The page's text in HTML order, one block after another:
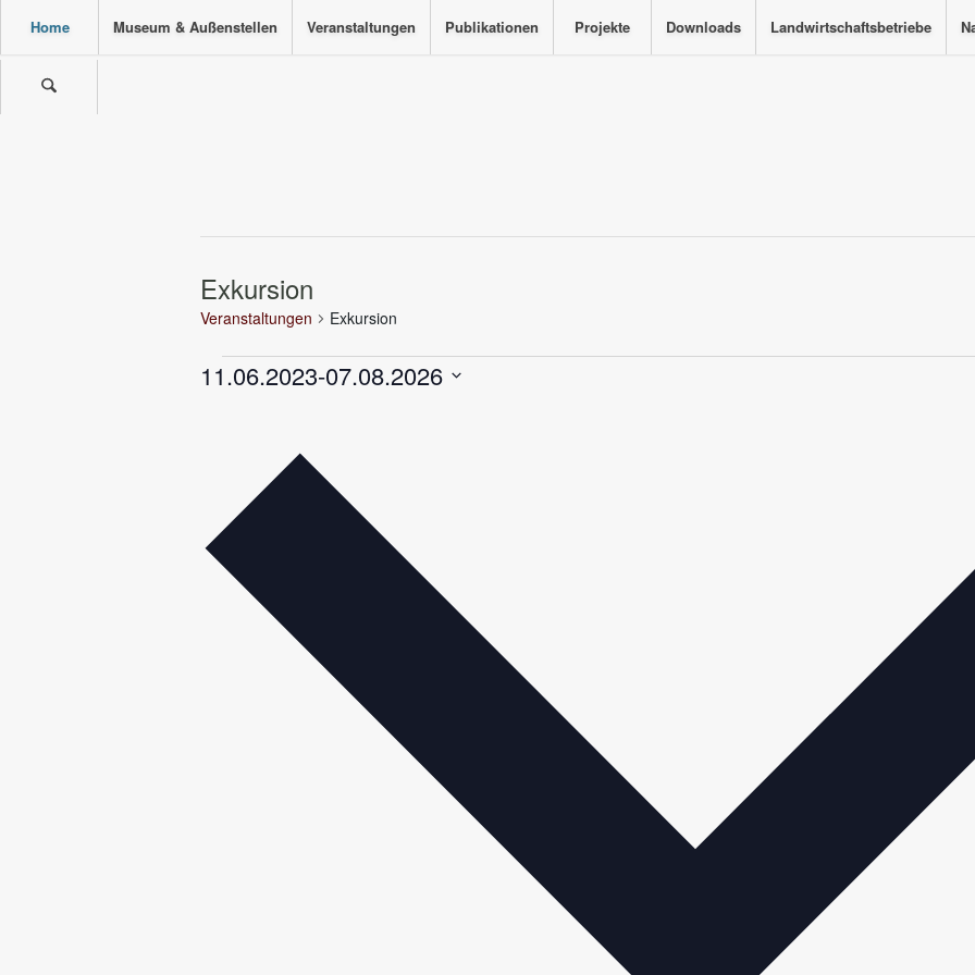
Home Museum & Außenstellen Veranstaltungen Publikationen Projekte Downloads Landwirtschaftsbetriebe
Exkursion
Veranstaltungen Exkursion
Veranstaltungen
11.06.2023-07.08.2026